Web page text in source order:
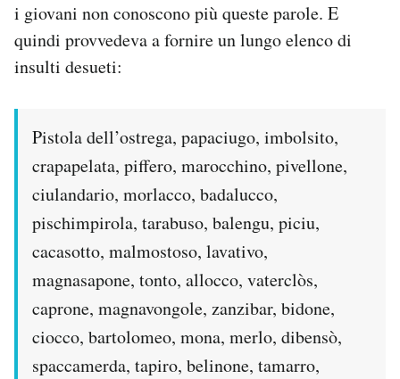
i giovani non conoscono più queste parole. E
quindi provvedeva a fornire un lungo elenco di
insulti desueti:
Pistola dell’ostrega, papaciugo, imbolsito,
crapapelata, piffero, marocchino, pivellone,
ciulandario, morlacco, badalucco,
pischimpirola, tarabuso, balengu, piciu,
cacasotto, malmostoso, lavativo,
magnasapone, tonto, allocco, vaterclòs,
caprone, magnavongole, zanzibar, bidone,
ciocco, bartolomeo, mona, merlo, dibensò,
spaccamerda, tapiro, belinone, tamarro,